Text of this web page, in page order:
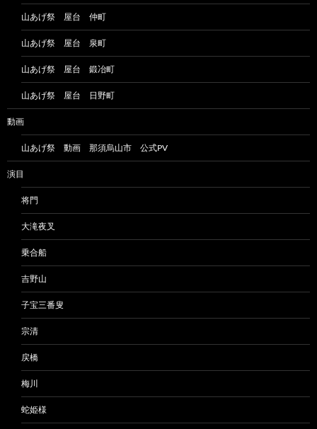
山あげ祭 屋台 仲町
山あげ祭 屋台 泉町
山あげ祭 屋台 鍛冶町
山あげ祭 屋台 日野町
動画
山あげ祭 動画 那須烏山市 公式PV
演目
将門
大滝夜叉
乗合船
吉野山
子宝三番叟
宗清
戻橋
梅川
蛇姫様